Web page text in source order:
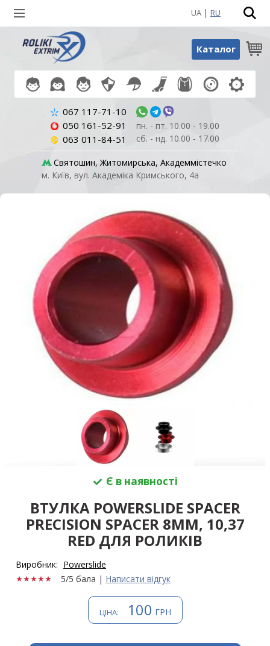
UA | RU
Каталог
067 117-71-10
050 161-52-91
063 011-84-51
пн. - пт. 10.00 - 19.00
сб. - нд. 10.00 - 17.00
Святошин, Житомирська, Академмістечко
м. Київ, вул. Академіка Кримського, 4а
Є в наявності
ВТУЛКА POWERSLIDE SPACER
PRECISION SPACER 8MM, 10,37
RED ДЛЯ РОЛИКІВ
Виробник: Powerslide
5/5 бала | Написати відгук
ЦІНА: 100 ГРН